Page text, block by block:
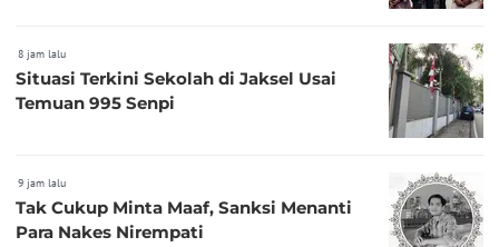
8 jam lalu
Situasi Terkini Sekolah di Jaksel Usai
Temuan 995 Senpi
9 jam lalu
Tak Cukup Minta Maaf, Sanksi Menanti
Para Nakes Nirempati